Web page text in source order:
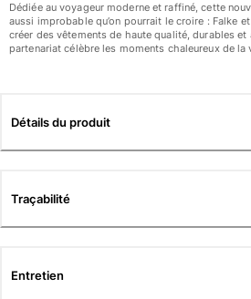
Tous les articles
Prêt-à-porter
Shorts
T-shirts
Dédiée au voyageur moderne et raffiné, cette
aussi improbable qu’on pourrait le croire : Falke
créer des vêtements de haute qualité, durables
partenariat célèbre les moments chaleureux de la
Détails du produit
Traçabilité
Entretien